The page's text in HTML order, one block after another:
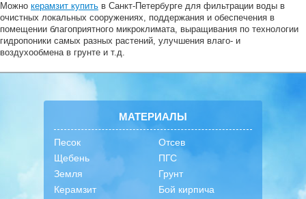
Можно керамзит купить в Санкт-Петербурге для фильтрации воды в
очистных локальных сооружениях, поддержания и обеспечения в
помещении благоприятного микроклимата, выращивания по технологии
гидропоники самых разных растений, улучшения влаго- и
воздухообмена в грунте и т.д.
МАТЕРИАЛЫ
Песок
Щебень
Земля
Керамзит
Отсев
ПГС
Грунт
Бой кирпича